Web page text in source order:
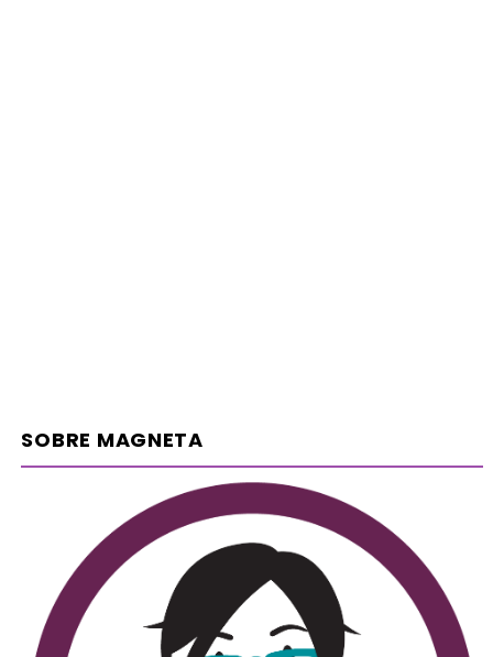
SOBRE MAGNETA